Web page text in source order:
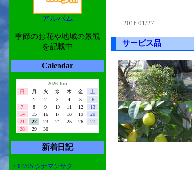
アルバム
季節のお花や地域の景観
を記載中
Calendar
2026 Jun
日
月 火 水 木 金
土
1
2 3 4 5
6
7
8 9 10 11 12
13
14
15 16 17 18 19
20
21
22 23 24 25 26
27
28
29 30
新着日記
・04/05 シナマンサク
2016 01/27
サービス品